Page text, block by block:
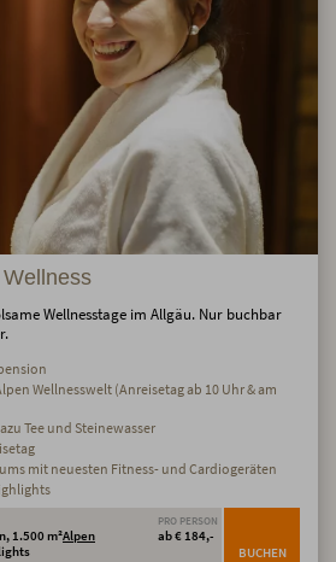
Wellnesstage im Allgäu. Nur buchbar
Wellnesswelt (Anreisetag ab 10 Uhr & am
Tee und Steinewasser
mit neuesten Fitness- und Cardiogeräten
1.500 m²Alpen
PRO PERSON
ab € 184,-
BUCHEN